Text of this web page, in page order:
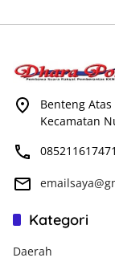
Benteng
Kecamatan
085211617471
Kategori
Daerah